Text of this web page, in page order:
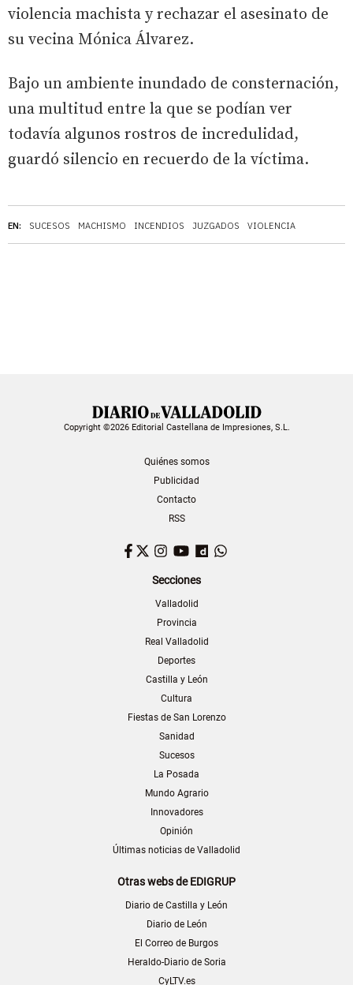
EN: SUCESOS MACHISMO INCENDIOS JUZGADOS VIOLENCIA
violencia machista y rechazar el asesinato de
su vecina Mónica Álvarez.
Bajo un ambiente inundado de consternación,
una multitud entre la que se podían ver
todavía algunos rostros de incredulidad,
guardó silencio en recuerdo de la víctima.
Copyright ©2026 Editorial Castellana de Impresiones, S.L.
Quiénes somos
Publicidad
Contacto
RSS
Facebook
TwitterInstagram
YouTubeDailymotion
Secciones
Valladolid
Provincia
Real Valladolid
Deportes
Castilla y León
Cultura
Fiestas de San Lorenzo
Sanidad
Sucesos
La Posada
Mundo Agrario
Innovadores
Opinión
Últimas noticias de Valladolid
Otras webs de EDIGRUP
Diario de Castilla y León
Diario de León
El Correo de Burgos
Heraldo-Diario de Soria
CyLTV.es